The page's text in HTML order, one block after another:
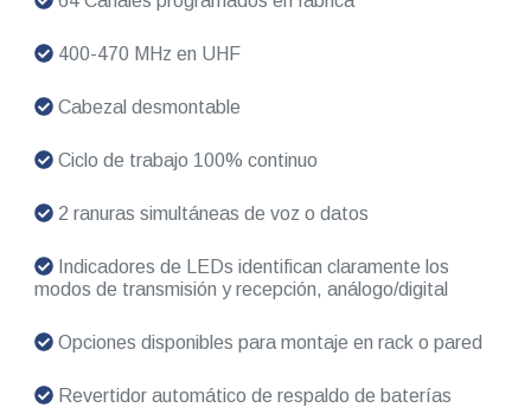
400-470 MHz en UHF
Cabezal desmontable
Ciclo de trabajo 100% continuo
2 ranuras simultáneas de voz o datos
Indicadores de LEDs identifican claramente los
modos de transmisión y recepción, análogo/digital
Opciones disponibles para montaje en rack o pared
Revertidor automático de respaldo de baterías